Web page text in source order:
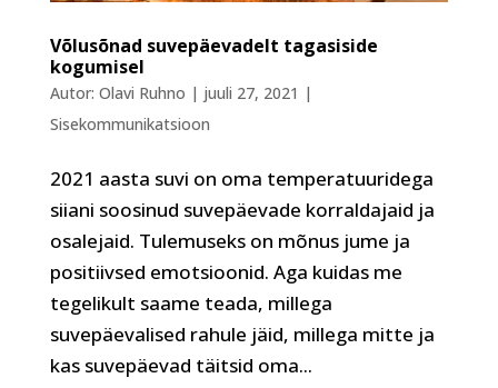
Võlusõnad suvepäevadelt tagasiside
kogumisel
Autor: Olavi Ruhno | juuli 27, 2021 |
Sisekommunikatsioon
2021 aasta suvi on oma temperatuuridega
siiani soosinud suvepäevade korraldajaid ja
osalejaid. Tulemuseks on mõnus jume ja
positiivsed emotsioonid. Aga kuidas me
tegelikult saame teada, millega
suvepäevalised rahule jäid, millega mitte ja
kas suvepäevad täitsid oma...